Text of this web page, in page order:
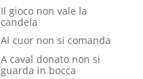
Il gioco non vale la
candela
Al cuor non si comanda
A caval donato non si
guarda in bocca